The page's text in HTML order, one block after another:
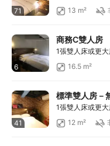
71
13 m²
6
商務C雙人房
1張雙人床或更大
16.5 m²
41
標準雙人房－
1張雙人床或更大
12 m²